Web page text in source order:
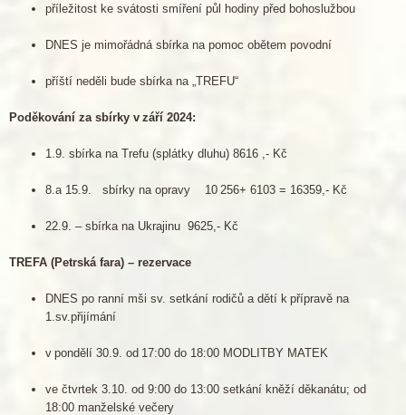
příležitost ke svátosti smíření půl hodiny před bohoslužbou
DNES je mimořádná sbírka na pomoc obětem povodní
příští neděli bude sbírka na „TREFU“
Poděkování za sbírky v září 2024:
1.9. sbírka na Trefu (splátky dluhu) 8616 ,- Kč
8.a 15.9. sbírky na opravy 10 256+ 6103 = 16359,- Kč
22.9. – sbírka na Ukrajinu 9625,- Kč
TREFA (Petrská fara) – rezervace
DNES po ranní mši sv. setkání rodičů a dětí k přípravě na
1.sv.přijímání
v pondělí 30.9. od 17:00 do 18:00 MODLITBY MATEK
ve čtvrtek 3.10. od 9:00 do 13:00 setkání kněží děkanátu; od
18:00 manželské večery